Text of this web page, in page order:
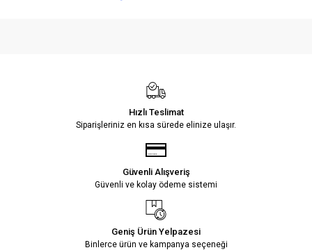
Hızlı Teslimat
Siparişleriniz en kısa sürede elinize ulaşır.
Güvenli Alışveriş
Güvenli ve kolay ödeme sistemi
Geniş Ürün Yelpazesi
Binlerce ürün ve kampanya seçeneği